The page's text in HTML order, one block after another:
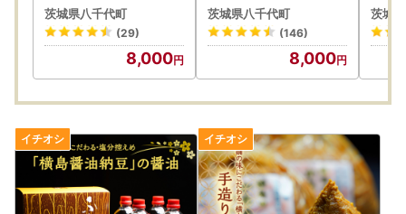
います。
ご連絡先：furusato@yachiyotown.com
●お寄せいただいた個人情報は、八千代町が寄附金の受付及
の目的で使用するものではありません。
●寄附者情報の”寄附者名”と”住所”には住民票にご登録の内
容をご記入ください。内容が異なる場合は寄附控除対象にな
らない可能性がありますのでご注意ください。
茨城県八千代町
(29)
8,000
米 5kg x 1袋 白米 茨城県
八千代町
茨城県八千代町
(146)
8,000
】茨
グポ
茨城